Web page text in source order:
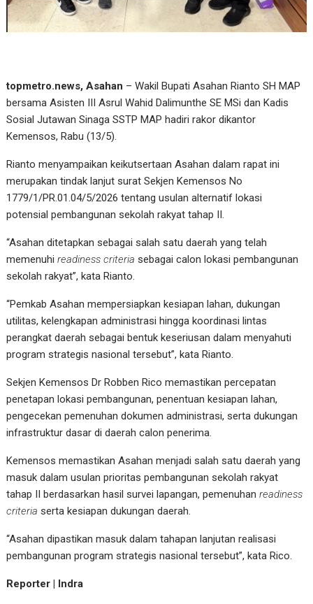
topmetro.news, Asahan – Wakil Bupati Asahan Rianto SH MAP
bersama Asisten III Asrul Wahid Dalimunthe SE MSi dan Kadis
Sosial Jutawan Sinaga SSTP MAP hadiri rakor dikantor
Kemensos, Rabu (13/5).
Rianto menyampaikan keikutsertaan Asahan dalam rapat ini
merupakan tindak lanjut surat Sekjen Kemensos No
1779/1/PR.01.04/5/2026 tentang usulan alternatif lokasi
potensial pembangunan sekolah rakyat tahap II.
“Asahan ditetapkan sebagai salah satu daerah yang telah
memenuhireadiness criteria sebagai calon lokasi pembangunan
sekolah rakyat”, kata Rianto.
“Pemkab Asahan mempersiapkan kesiapan lahan, dukungan
utilitas, kelengkapan administrasi hingga koordinasi lintas
perangkat daerah sebagai bentuk keseriusan dalam menyahuti
program strategis nasional tersebut”, kata Rianto.
Sekjen Kemensos Dr Robben Rico memastikan percepatan
penetapan lokasi pembangunan, penentuan kesiapan lahan,
pengecekan pemenuhan dokumen administrasi, serta dukungan
infrastruktur dasar di daerah calon penerima.
Kemensos memastikan Asahan menjadi salah satu daerah yang
masuk dalam usulan prioritas pembangunan sekolah rakyat
tahap II berdasarkan hasil survei lapangan, pemenuhanreadiness
criteria serta kesiapan dukungan daerah.
“Asahan dipastikan masuk dalam tahapan lanjutan realisasi
pembangunan program strategis nasional tersebut”, kata Rico.
Reporter | Indra